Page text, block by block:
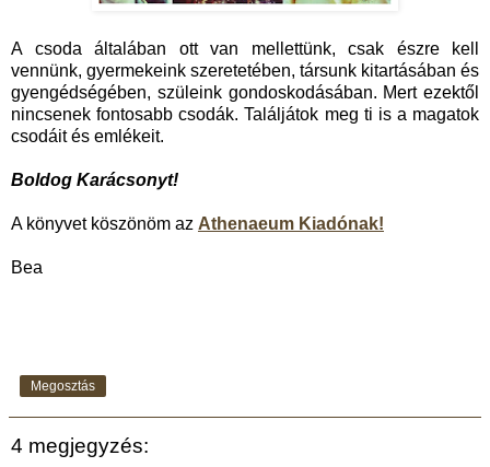
A csoda általában ott van mellettünk, csak észre kell
vennünk, gyermekeink szeretetében, társunk kitartásában és
gyengédségében, szüleink gondoskodásában. Mert ezektől
nincsenek fontosabb csodák. Találjátok meg ti is a magatok
csodáit és emlékeit.
Boldog Karácsonyt!
A könyvet köszönöm az Athenaeum Kiadónak!
Bea
Megosztás
4 megjegyzés: